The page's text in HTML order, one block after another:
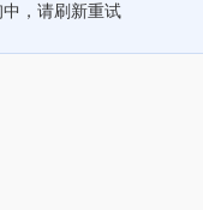
，请刷新重试